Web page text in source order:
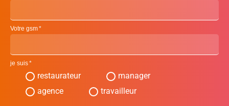
Votre gsm
je suis
restaurateur
manager
agence
travailleur